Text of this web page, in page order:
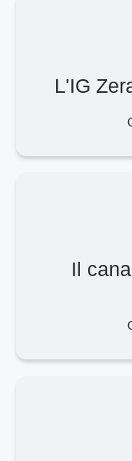
L'IG
Il